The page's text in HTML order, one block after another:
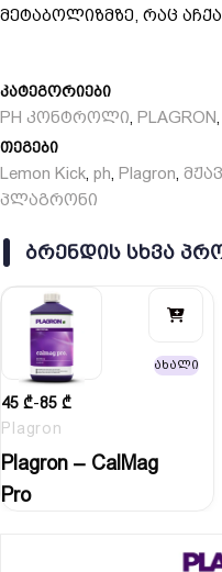
მეტაბოლიზმზე, რაც
კატეგორიები
PH კონტროლი, PLAGRON,
თეგები
Lemon Kick, ph, Plagron,
პლაგრონი
ᲑᲠᲔᲜᲓᲘᲡ ᲡᲮᲕᲐ
ახალი
45 ₾-85 ₾
Plagron
Plagron – CalMag
Pro